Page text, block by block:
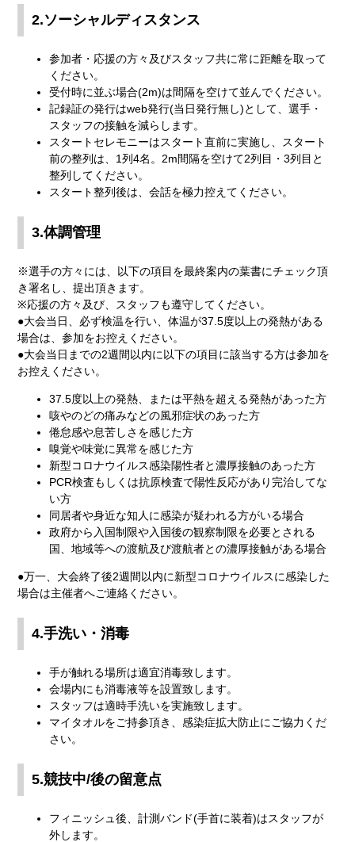
2.ソーシャルディスタンス
参加者・応援の方々及びスタッフ共に常に距離を取って
ください。
受付時に並ぶ場合(2m)は間隔を空けて並んでください。
記録証の発行はweb発行(当日発行無し)として、選手・
スタッフの接触を減らします。
スタートセレモニーはスタート直前に実施し、スタート
前の整列は、1列4名。2m間隔を空けて2列目・3列目と
整列してください。
スタート整列後は、会話を極力控えてください。
3.体調管理
※選手の方々には、以下の項目を最終案内の葉書にチェック頂
き署名し、提出頂きます。
※応援の方々及び、スタッフも遵守してください。
●大会当日、必ず検温を行い、体温が37.5度以上の発熱がある
場合は、参加をお控えください。
●大会当日までの2週間以内に以下の項目に該当する方は参加を
お控えください。
37.5度以上の発熱、または平熱を超える発熱があった方
咳やのどの痛みなどの風邪症状のあった方
倦怠感や息苦しさを感じた方
嗅覚や味覚に異常を感じた方
新型コロナウイルス感染陽性者と濃厚接触のあった方
PCR検査もしくは抗原検査で陽性反応があり完治してな
い方
同居者や身近な知人に感染が疑われる方がいる場合
政府から入国制限や入国後の観察制限を必要とされる
国、地域等への渡航及び渡航者との濃厚接触がある場合
●万一、大会終了後2週間以内に新型コロナウイルスに感染した
場合は主催者へご連絡ください。
4.手洗い・消毒
手が触れる場所は適宜消毒致します。
会場内にも消毒液等を設置致します。
スタッフは適時手洗いを実施致します。
マイタオルをご持参頂き、感染症拡大防止にご協力くだ
さい。
5.競技中/後の留意点
フィニッシュ後、計測バンド(手首に装着)はスタッフが
外します。